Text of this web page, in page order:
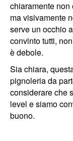
chiaramente
ma visivamente
serve un occhio
convinto tutti,
è debole.
Sia chiara,
pignoleria da
considerare che
level e siamo
buono.